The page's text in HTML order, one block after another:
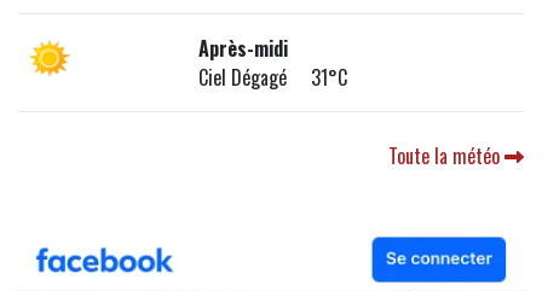
Après-midi
Ciel Dégagé 31°C
Toute la météo